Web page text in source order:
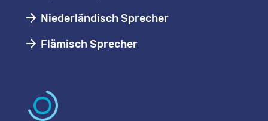
Niederländisch Sprecher
Flämisch Sprecher